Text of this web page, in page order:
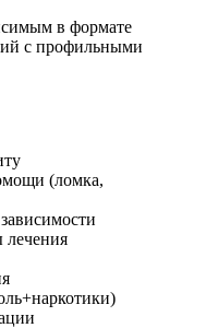
в формате
с профильными
(ломка,